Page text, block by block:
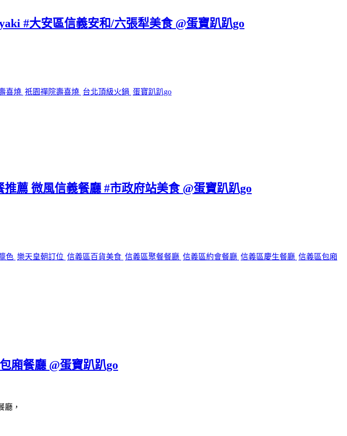
#大安區信義安和/六張犁美食 @蛋寶趴趴go
喜燒 祇園禪院壽喜燒 台北頂級火鍋 蛋寶趴趴go
薦 微風信義餐廳 #市政府站美食 @蛋寶趴趴go
色 樂天皇朝訂位 信義區百貨美食 信義區聚餐餐廳 信義區約會餐廳 信義區慶生餐廳 信義區包廂
廂餐廳 @蛋寶趴趴go
廳，